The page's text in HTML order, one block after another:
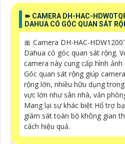
➽ CAMERA DH-HAC-
DAHUA CÓ GÓC QUAN SÁT
🎀 Camera DH-HAC-
Dahua có góc quan sát rộng.
camera này cung cấp hình
Góc quan sát rộng giúp
rộng lớn, nhiều hữu dụng
vực lớn như sân nhà, văn
Mang lại sự khác biệt Hổ trợ
giám sát toàn bộ không gian
cách hiệu quả.